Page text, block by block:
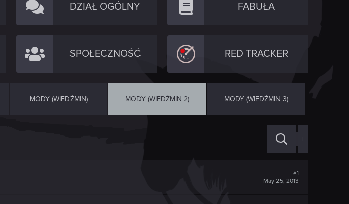
DZIAŁ OGÓLNY FABUŁA
SPOŁECZNOŚĆ RED TRACKER
MODY (WIEDŹMIN) MODY (WIEDŹMIN 2) MODY (WIEDŹMIN 3)
+
#1
May 25, 2013